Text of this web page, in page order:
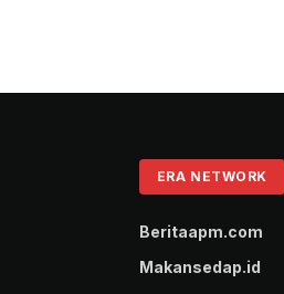
ERA NETWORK
Beritaapm.com
Makansedap.id